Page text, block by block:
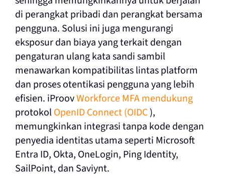
di perangkat pribadi dan perangkat bersama
pengguna. Solusi ini juga mengurangi
eksposur dan biaya yang terkait dengan
pengaturan ulang kata sandi sambil
menawarkan kompatibilitas lintas platform
dan proses otentikasi pengguna yang lebih
efisien. iProovWorkforce MFA mendukung
protokolOpenID Connect (OIDC),
memungkinkan integrasi tanpa kode dengan
penyedia identitas utama seperti Microsoft
Entra ID, Okta, OneLogin, Ping Identity,
SailPoint, dan Saviynt.